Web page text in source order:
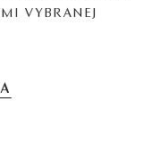
VYBRANEJ